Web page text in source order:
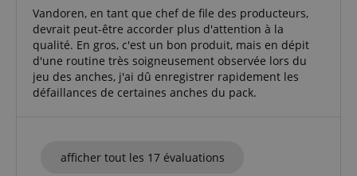
Vandoren, en tant que chef de file des producteurs,
devrait peut-être accorder plus d'attention à la
qualité. En gros, c'est un bon produit, mais en dépit
d'une routine très soigneusement observée lors du
jeu des anches, j'ai dû enregistrer rapidement les
défaillances de certaines anches du pack.
afficher tout les 17 évaluations
sib_cuid
.www.kirstein.fr
Nom
Domaine
Expiration
set
Inc.